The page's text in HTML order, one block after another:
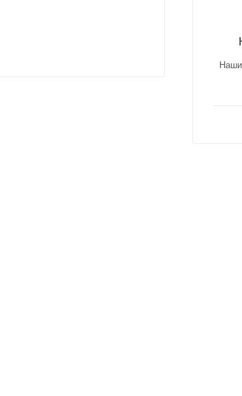
Наши